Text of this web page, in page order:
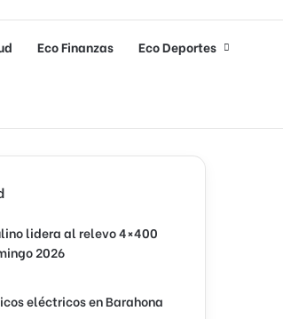
Eco Finanzas Eco Deportes
lidera al relevo 4×400
2026
eléctricos en Barahona